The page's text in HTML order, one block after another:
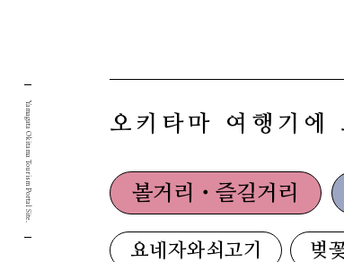
오키타마 여행기에
볼거리・즐길거리
요네자와쇠고기 벚
Yamagata Okitama Tourism Portal Site.